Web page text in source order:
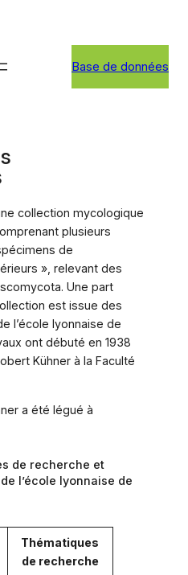
Base de données
collection mycologique
plusieurs
de
», relevant des
Une part
est issue des
l’école lyonnaise de
ont débuté en 1938
Kühner à la Faculté
a été légué à
de recherche et
l’école lyonnaise de
Thématiques
de recherche